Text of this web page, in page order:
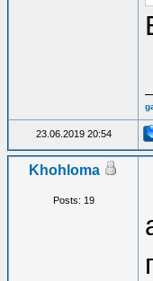
23.06.2019 20:54
Khohloma
Posts: 19